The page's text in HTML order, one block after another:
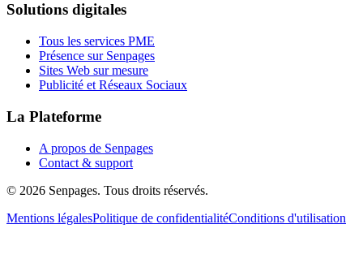
Solutions digitales
Tous les services PME
Présence sur Senpages
Sites Web sur mesure
Publicité et Réseaux Sociaux
La Plateforme
A propos de Senpages
Contact & support
© 2026 Senpages. Tous droits réservés.
Mentions légalesPolitique de confidentialitéConditions d'utilisation